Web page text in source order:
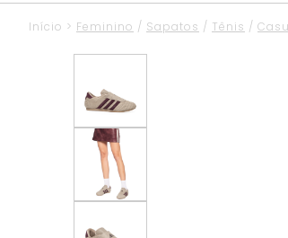
Início > Feminino / Sapatos / Tênis /